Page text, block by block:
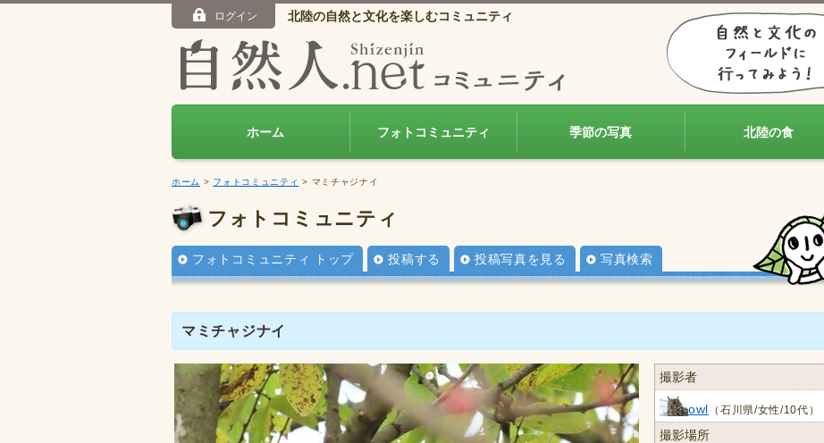
ログイン 北陸の自然と文化を楽しむコミュニティ
ホーム フォトコミュニティ 季節の写真 北陸の食
ホーム > フォトコミュニティ > マミチャジナイ
フォトコミュニティ
フォトコミュニティ トップ 投稿する 投稿写真を見る 写真検索
マミチャジナイ
撮影者
owl （石川県/女性/10代）
撮影場所